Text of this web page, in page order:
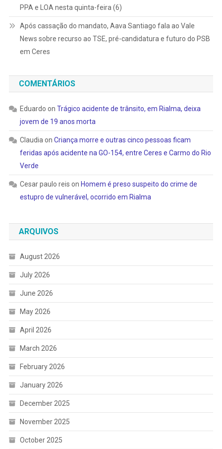
PPA e LOA nesta quinta-feira (6)
Após cassação do mandato, Aava Santiago fala ao Vale
News sobre recurso ao TSE, pré-candidatura e futuro do PSB
em Ceres
COMENTÁRIOS
Eduardo on Trágico acidente de trânsito, em Rialma, deixa
jovem de 19 anos morta
Claudia on Criança morre e outras cinco pessoas ficam
feridas após acidente na GO-154, entre Ceres e Carmo do Rio
Verde
Cesar paulo reis on Homem é preso suspeito do crime de
estupro de vulnerável, ocorrido em Rialma
ARQUIVOS
August 2026
July 2026
June 2026
May 2026
April 2026
March 2026
February 2026
January 2026
December 2025
November 2025
October 2025